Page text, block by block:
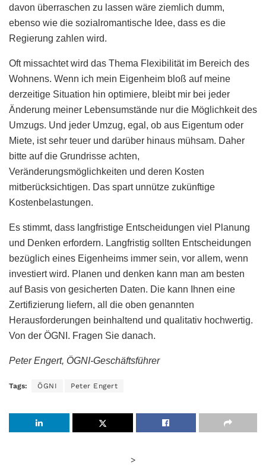
davon überraschen zu lassen wäre ziemlich dumm,
ebenso wie die sozialromantische Idee, dass es die
Regierung zahlen wird.
Oft missachtet wird das Thema Flexibilität im Bereich des
Wohnens. Wenn ich mein Eigenheim bloß auf meine
derzeitige Situation hin optimiere, bleibt mir bei jeder
Änderung meiner Lebensumstände nur die Möglichkeit des
Umzugs. Und jeder Umzug, egal, ob aus Eigentum oder
Miete, ist sehr teuer und darüber hinaus mühsam. Daher
bitte auf die Grundrisse achten,
Veränderungsmöglichkeiten und deren Kosten
mitberücksichtigen. Das spart unnütze zukünftige
Kostenbelastungen.
Es stimmt, dass langfristige Entscheidungen viel Planung
und Denken erfordern. Langfristig sollten Entscheidungen
bezüglich eines Eigenheims immer sein, vor allem, wenn
investiert wird. Planen und denken kann man am besten
auf Basis von gesicherten Daten. Die kann Ihnen eine
Zertifizierung liefern, all die oben genannten
Herausforderungen beinhaltend und qualitativ hochwertig.
Von der ÖGNI. Fragen Sie danach.
Peter Engert, ÖGNI-Geschäftsführer
Tags: ÖGNI Peter Engert
>